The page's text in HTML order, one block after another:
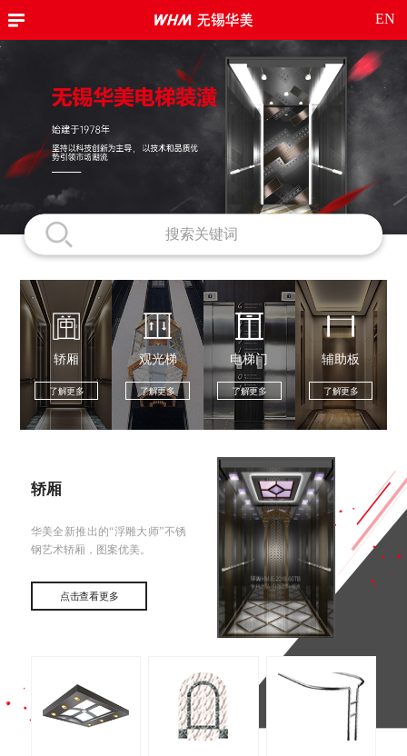
EN
轿厢
了解更多
观光梯
了解更多
电梯门
了解更多
辅助板
了解更多
轿厢
华美全新推出的“浮雕大师”不锈
钢艺术轿厢，图案优美。
点击查看更多